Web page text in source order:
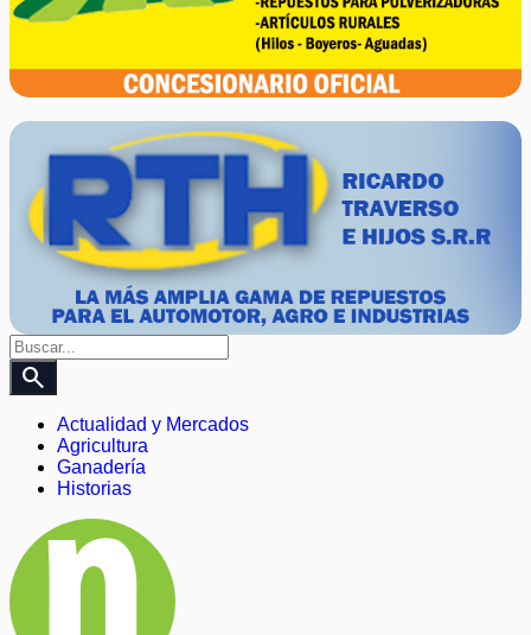
search
Actualidad y Mercados
Agricultura
Ganadería
Historias